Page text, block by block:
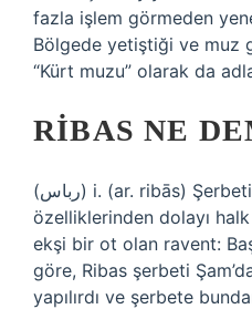
fazla işlem görmeden
Bölgede yetiştiği ve muz
“Kürt muzu” olarak da
RIBAS NE
(ﺭﺑﺎﺱ) i. (ar. ribās) Şerbeti yapılan ve
özelliklerinden dolayı
ekşi bir ot olan ravent:
göre, Ribas şerbeti
yapılırdı ve şerbete